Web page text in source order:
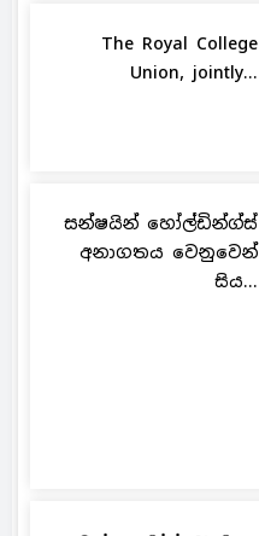
The Royal College
Union, jointly...
සන්ෂයින් හෝල්ඩින්ග්ස්
අනාගතය වෙනුවෙන්
සිය...